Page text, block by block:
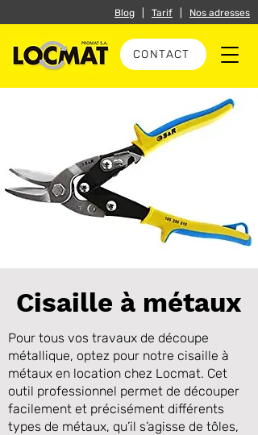
CONTACT
Blog Tarif Nos adresses
Cisaille à métaux
Pour tous vos travaux de découpe
métallique, optez pour notre cisaille à
métaux en location chez Locmat. Cet
outil professionnel permet de découper
facilement et précisément différents
types de métaux, qu’il s’agisse de tôles,